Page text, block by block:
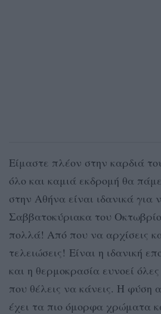
Είμαστε πλέον στην καρδιά
όλο και καμιά εκδρομή θα
στην Αθήνα είναι ιδανικά για
Σαββατοκύριακα του
πολλά! Από που να αρχίσεις
τελειώσεις! Είναι η ιδανική
και η θερμοκρασία ευνοεί
που θέλεις να κάνεις. Η φύση
έχει τα πιο όμορφα χρώματα